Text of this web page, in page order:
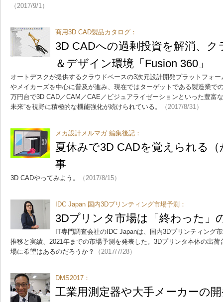
（2017/9/1）
商用3D CAD製品カタログ：
3D CADへの過剰投資を解消、ク
＆デザイン環境「Fusion 360」
オートデスクが提供するクラウドベースの3次元設計開発プラットフォ
やメイカーズを中心に普及が進み、現在ではターゲットである製造業で
万円台で3D CAD／CAM／CAE／ビジュアライゼーションといった豊富
未来”を視野に積極的な機能強化が続けられている。
（2017/8/31）
メカ設計メルマガ 編集後記：
夏休みで3D CADを覚えられる
事
3D CADやってみよう。 （2017/8/15）
IDC Japan 国内3Dプリンティング市場予測：
3Dプリンタ市場は「終わった」
IT専門調査会社のIDC Japanは、国内3Dプリンティング
推移と実績、2021年までの市場予測を発表した。3Dプリンタ本体の出
場に希望はあるのだろうか？
（2017/7/28）
DMS2017：
工業用測定器や大手メーカーの